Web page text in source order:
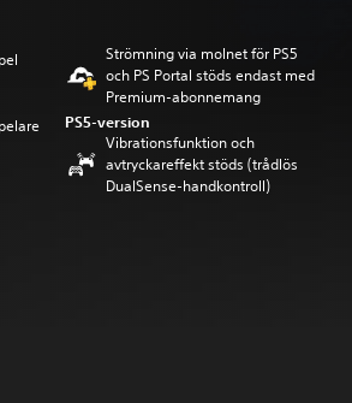
Strömning via molnet för PS5
och PS Portal stöds endast med
Premium-abonnemang
PS5-version
Vibrationsfunktion och
avtryckareffekt stöds (trådlös
DualSense-handkontroll)